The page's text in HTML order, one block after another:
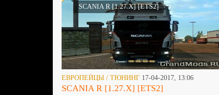
SCANIA R [1.27.X] [ETS2]
ЕВРОПЕЙЦЫ / ТЮНИНГ17-04-2017, 13:06
SCANIA R [1.27.X] [ETS2]